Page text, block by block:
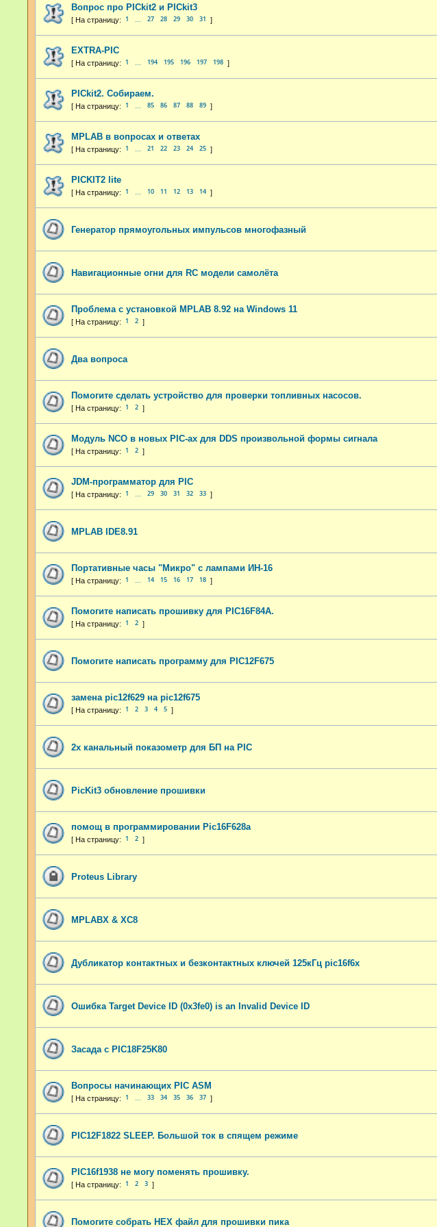
Вопрос про PICkit2 и PICkit3
1 27 28 29 30 31
EXTRA-PIC
1 194 195 196 197 198
PICkit2. Собираем.
1 85 86 87 88 89
MPLAB в вопросах и ответах
1 21 22 23 24 25
PICKIT2 lite
1 10 11 12 13 14
Генератор прямоугольных импульсов многофазный
Навигационные огни для RC модели самолёта
Проблема с установкой MPLAB 8.92 на Windows 11
1 2
Два вопроса
Помогите сделать устройство для проверки топливных насосов.
1 2
Модуль NCO в новых PIC-ах для DDS произвольной формы сигнала
1 2
JDM-программатор для PIC
1 29 30 31 32 33
MPLAB IDE8.91
Портативные часы "Микро" с лампами ИН-16
1 14 15 16 17 18
Помогите написать прошивку для PIC16F84A.
1 2
Помогите написать программу для PIC12F675
замена pic12f629 на pic12f675
1 2 3 4 5
2х канальный показометр для БП на PIC
PicKit3 обновление прошивки
помощ в программировании Pic16F628a
1 2
Proteus Library
MPLABX & XC8
Дубликатор контактных и безконтактных ключей 125кГц pic16f6x
Ошибка Target Device ID (0x3fe0) is an Invalid Device ID
Засада с PIC18F25K80
Вопросы начинающих PIC ASM
1 33 34 35 36 37
PIC12F1822 SLEEP. Большой ток в спящем режиме
PIC16f1938 не могу поменять прошивку.
1 2 3
Помогите собрать HEX файл для прошивки пика